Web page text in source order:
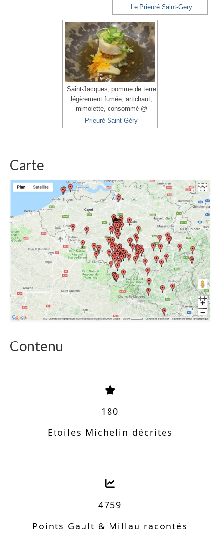
Le Prieuré Saint-Gery
Saint-Jacques, pomme de terre
légèrement fumée, artichaut,
mimolette, consommé @
Prieuré Saint-Géry
Carte
Contenu
180
Etoiles Michelin décrites
4759
Points Gault & Millau racontés